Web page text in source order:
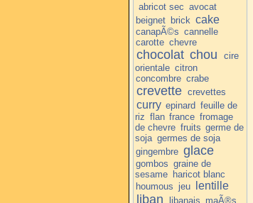
abricot sec avocat
beignet brick cake
canapÃ©s cannelle
carotte chevre
chocolat chou
cire
orientale citron
concombre crabe
crevette crevettes
curry epinard feuille de
riz flan france fromage
de chevre fruits germe de
soja germes de soja
gingembre glace
gombos graine de
sesame haricot blanc
houmous jeu lentille
liban libanais maÃ®s